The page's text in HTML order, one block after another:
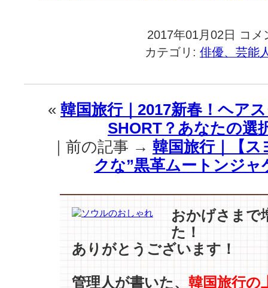
2017年01月02日
韓
国
旅
｜
福！
2017
は
『ト
ッ
ラ
笑
コメ
カテゴリ: 俳優、芸能
« 韓国旅行｜2017新春！ヘア
SHORT？あなたの選
｜前の記事 → 韓国旅行｜【
クな”黒革ムートンジ
おかげさまで
た！
ありがとうございます！
管理人が書いた、 韓国旅行の